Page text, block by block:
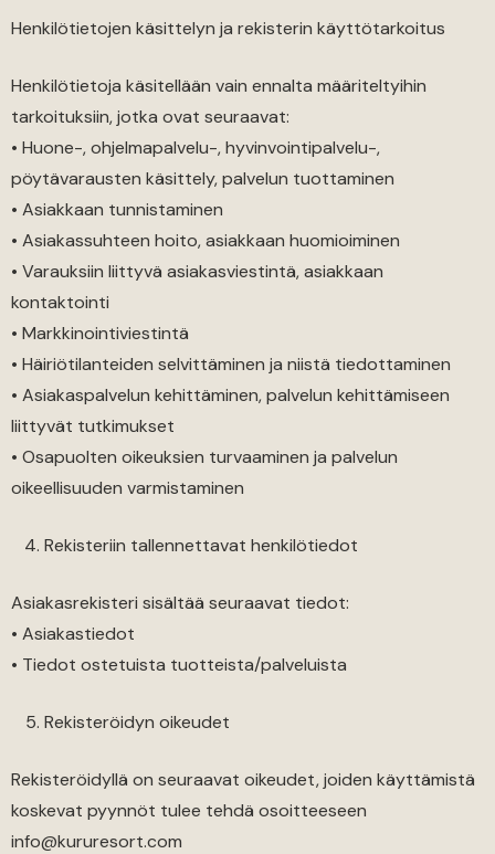
Henkilötietojen käsittelyn ja rekisterin käyttötarkoitus
Henkilötietoja käsitellään vain ennalta määriteltyihin
tarkoituksiin, jotka ovat seuraavat:
• Huone-, ohjelmapalvelu-, hyvinvointipalvelu-,
pöytävarausten käsittely, palvelun tuottaminen
• Asiakkaan tunnistaminen
• Asiakassuhteen hoito, asiakkaan huomioiminen
• Varauksiin liittyvä asiakasviestintä, asiakkaan
kontaktointi
• Markkinointiviestintä
• Häiriötilanteiden selvittäminen ja niistä tiedottaminen
• Asiakaspalvelun kehittäminen, palvelun kehittämiseen
liittyvät tutkimukset
• Osapuolten oikeuksien turvaaminen ja palvelun
oikeellisuuden varmistaminen
Rekisteriin tallennettavat henkilötiedot
Asiakasrekisteri sisältää seuraavat tiedot:
• Asiakastiedot
• Tiedot ostetuista tuotteista/palveluista
Rekisteröidyn oikeudet
Rekisteröidyllä on seuraavat oikeudet, joiden käyttämistä
koskevat pyynnöt tulee tehdä osoitteeseen
info@kururesort.com